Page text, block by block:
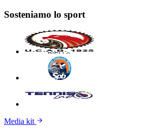
Sosteniamo lo sport
Media kit